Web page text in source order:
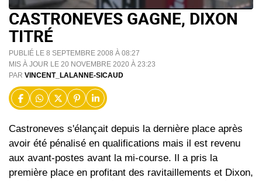
CASTRONEVES GAGNE, DIXON
TITRÉ
PUBLIÉ LE 8 SEPTEMBRE 2008 À 08:27
MIS À JOUR LE 20 NOVEMBRE 2020 À 23:23
PAR VINCENT_LALANNE-SICAUD
Castroneves s'élançait depuis la dernière place après
avoir été pénalisé en qualifications mais il est revenu
aux avant-postes avant la mi-course. Il a pris la
première place en profitant des ravitaillements et Dixon,